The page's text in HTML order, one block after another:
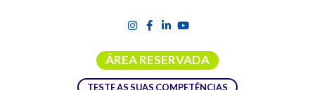
ÁREA RESERVADA
TESTE AS SUAS COMPETÊNCIAS